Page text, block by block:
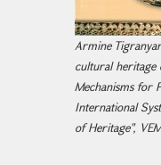
Armine
cultural heritage
Mechanisms for
International
of Heritage",